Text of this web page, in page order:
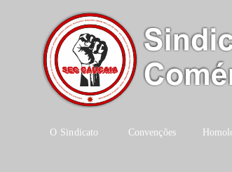
O Sindicato Convenções